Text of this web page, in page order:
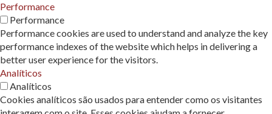
Performance
Performance
Performance cookies are used to understand and analyze the key
performance indexes of the website which helps in delivering a
better user experience for the visitors.
Analíticos
Analíticos
Cookies analíticos são usados ​​para entender como os visitantes